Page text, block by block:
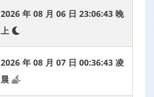
2026 年 08 月 06 日 23:06:44 晚
上
2026 年 08 月 07 日 00:36:44 凌
晨